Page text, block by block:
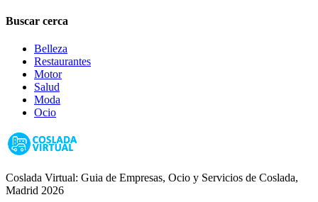
Buscar cerca
Belleza
Restaurantes
Motor
Salud
Moda
Ocio
Coslada Virtual: Guia de Empresas, Ocio y Servicios de Coslada,
Madrid 2026